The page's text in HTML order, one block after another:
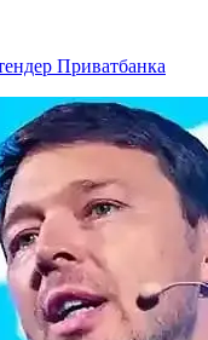
Приватбанка